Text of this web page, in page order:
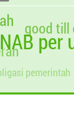
986,6321
986,6321
986,6321
986,6321
NAB per
pemerintah
good till